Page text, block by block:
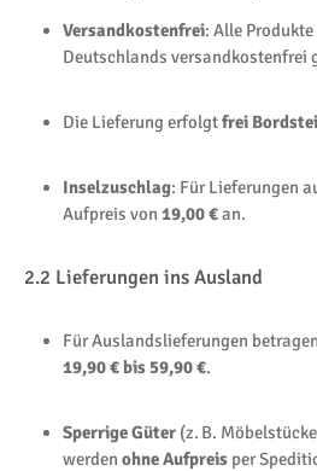
Versandkostenfrei: Alle
Deutschlands versandkostenfrei
Die Lieferung erfolgtfrei
Inselzuschlag: Für Lieferungen
Aufpreis von 19,00 €an.
2.2 Lieferungen ins Ausland
Für Auslandslieferungen
19,90 € bis 59,90 €.
Sperrige Güter (z. B.
werden ohne Aufpreis per